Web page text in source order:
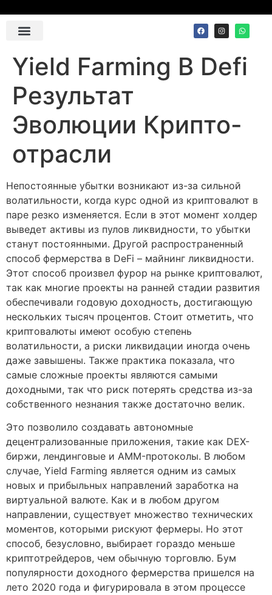
Yield Farming В Defi
Результат
Эволюции Крипто-
отрасли
Непостоянные убытки возникают из-за сильной
волатильности, когда курс одной из криптовалют в
паре резко изменяется. Если в этот момент холдер
выведет активы из пулов ликвидности, то убытки
станут постоянными. Другой распространенный
способ фермерства в DeFi – майнинг ликвидности.
Этот способ произвел фурор на рынке криптовалют,
так как многие проекты на ранней стадии развития
обеспечивали годовую доходность, достигающую
нескольких тысяч процентов. Стоит отметить, что
криптовалюты имеют особую степень
волатильности, а риски ликвидации иногда очень
даже завышены. Также практика показала, что
самые сложные проекты являются самыми
доходными, так что риск потерять средства из-за
собственного незнания также достаточно велик.
Это позволило создавать автономные
децентрализованные приложения, такие как DEX-
биржи, лендинговые и AMM-протоколы. В любом
случае, Yield Farming является одним из самых
новых и прибыльных направлений заработка на
виртуальной валюте. Как и в любом другом
направлении, существует множество технических
моментов, которыми рискуют фермеры. Но этот
способ, безусловно, выбирает гораздо меньше
криптотрейдеров, чем обычную торговлю. Бум
популярности доходного фермерства пришелся на
лето 2020 года и фигурировала в этом процессе